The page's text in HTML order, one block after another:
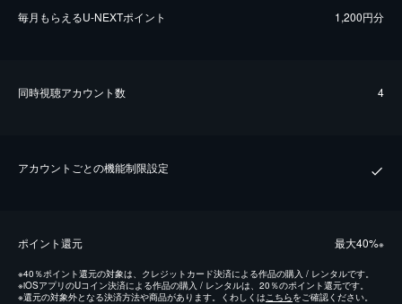
毎⽉もらえるU-NEXTポイント 1,200円分
同時視聴アカウント数 4
アカウントごとの機能制限設定
ポイント還元 最⼤40%※
※40％ポイント還元の対象は、クレジットカード決済による作品の購入 / レンタルです。
※iOSアプリのUコイン決済による作品の購入 / レンタルは、20％のポイント還元です。
※還元の対象外となる決済方法や商品があります。くわしくは こちらをご確認ください。